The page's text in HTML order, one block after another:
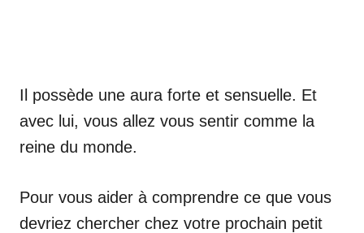
Il possède une aura forte et sensuelle. Et
avec lui, vous allez vous sentir comme la
reine du monde.
Pour vous aider à comprendre ce que vous
devriez chercher chez votre prochain petit